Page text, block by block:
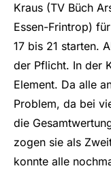
Kraus (TV Büch
Essen-Frintrop)
17 bis 21 starten.
der Pflicht. In der
Element. Da alle
Problem, da bei
die
zogen sie als
konnte alle